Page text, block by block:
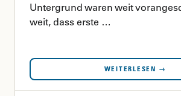
Untergrund waren weit
weit, dass erste …
WEITERLESEN →